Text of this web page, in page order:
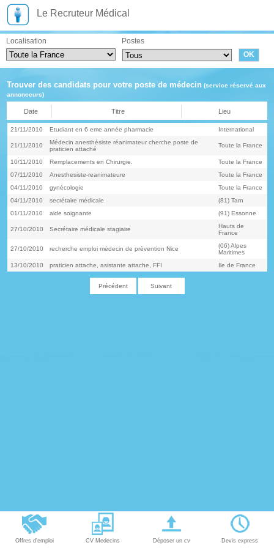
Le Recruteur Médical
Localisation Postes
Trouver des candidats pour votre poste de médecin (service réservé aux
annonceurs)
Date Titre Lieu
21/11/2010 Etudiant en 6 eme année pharmacie International
21/11/2010
Médecin anesthésiste réanimateur cherche poste de
praticien attaché
Toute la France
10/11/2010 Remplacements en Chirurgie.
Toute la France
07/11/2010
Anesthesiste-reanimateure
Toute la France
04/11/2010
gynécologie
Toute la France
04/11/2010
secrétaire médicale
(81) Tarn
01/11/2010
aide soignante (91) Essonne
27/10/2010 Secrétaire médicale stagiaire
Hauts de
France
27/10/2010 recherche emploi mèdecin de prèvention Nice
(06) Alpes
Maritimes
13/10/2010
praticien attache, asistante attache, FFI Ile de France
Précédent Suivant
Offres d'emploi CV Medecins Déposer un cv Devis express